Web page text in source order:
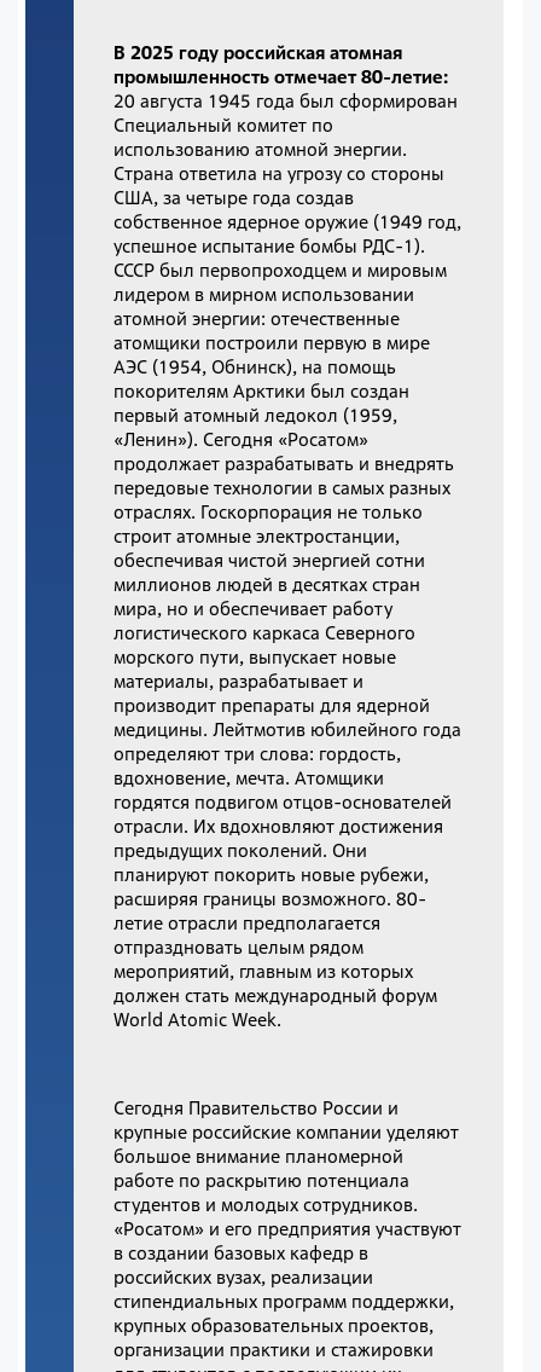
В 2025 году российская атомная
промышленность отмечает 80-летие:
20 августа 1945 года был сформирован
Специальный комитет по
использованию атомной энергии.
Страна ответила на угрозу со стороны
США, за четыре года создав
собственное ядерное оружие (1949 год,
успешное испытание бомбы РДС-1).
СССР был первопроходцем и мировым
лидером в мирном использовании
атомной энергии: отечественные
атомщики построили первую в мире
АЭС (1954, Обнинск), на помощь
покорителям Арктики был создан
первый атомный ледокол (1959,
«Ленин»). Сегодня «Росатом»
продолжает разрабатывать и внедрять
передовые технологии в самых разных
отраслях. Госкорпорация не только
строит атомные электростанции,
обеспечивая чистой энергией сотни
миллионов людей в десятках стран
мира, но и обеспечивает работу
логистического каркаса Северного
морского пути, выпускает новые
материалы, разрабатывает и
производит препараты для ядерной
медицины. Лейтмотив юбилейного года
определяют три слова: гордость,
вдохновение, мечта. Атомщики
гордятся подвигом отцов-основателей
отрасли. Их вдохновляют достижения
предыдущих поколений. Они
планируют покорить новые рубежи,
расширяя границы возможного. 80-
летие отрасли предполагается
отпраздновать целым рядом
мероприятий, главным из которых
должен стать международный форум
World Atomic Week.
Сегодня Правительство России и
крупные российские компании уделяют
большое внимание планомерной
работе по раскрытию потенциала
студентов и молодых сотрудников.
«Росатом» и его предприятия участвуют
в создании базовых кафедр в
российских вузах, реализации
стипендиальных программ поддержки,
крупных образовательных проектов,
организации практики и стажировки